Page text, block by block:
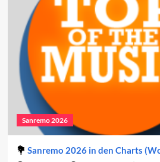
Sanremo 2026
Sanremo 2026 in den Charts